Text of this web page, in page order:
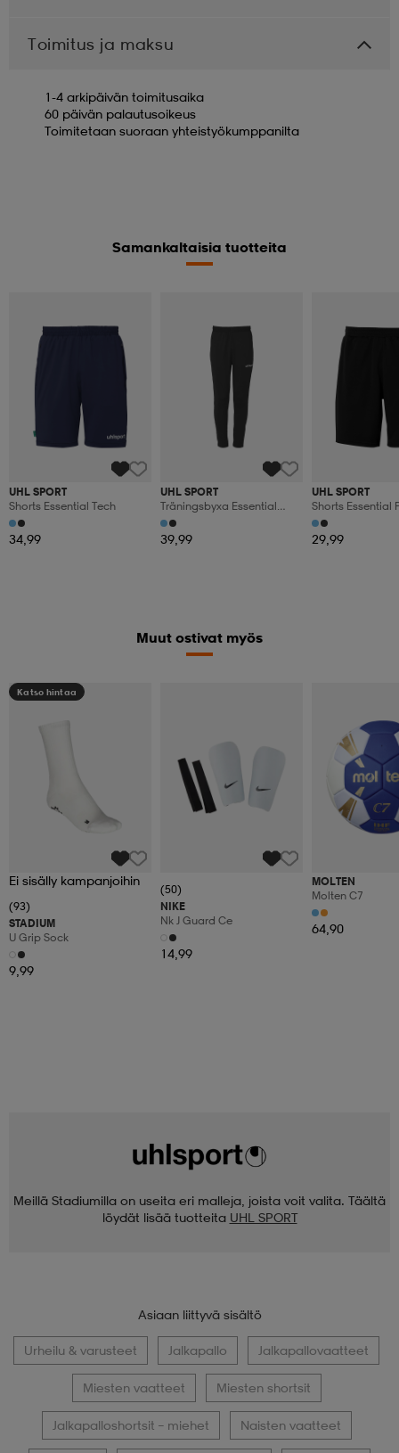
Toimitus ja maksu
1-4 arkipäivän toimitusaika
60 päivän palautusoikeus
Toimitetaan suoraan yhteistyökumppanilta
Samankaltaisia tuotteita
UHL SPORT
Shorts Essential Tech
34,99
UHL SPORT
Träningsbyxa Essential
Tech
39,99
UHL SPORT
Shorts Essential
29,99
Muut ostivat myös
Katso hintaa
Ei sisälly kampanjoihin
(93)
STADIUM
U Grip Sock
9,99
(50)
NIKE
Nk J Guard Ce
14,99
MOLTEN
Molten C7
64,90
Meillä Stadiumilla on useita eri malleja, joista voit valita. Täältä
löydät lisää tuotteita UHL SPORT
Asiaan liittyvä sisältö
Urheilu & varusteet Jalkapallo Jalkapallovaatteet
Miesten vaatteet Miesten shortsit
Jalkapalloshortsit – miehet Naisten vaatteet